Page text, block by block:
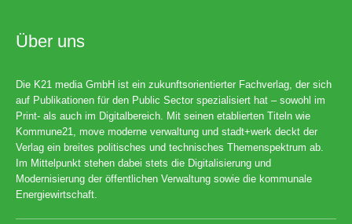
Über uns
Die K21 media GmbH ist ein zukunftsorientierter Fachverlag, der sich
auf Publikationen für den Public Sector spezialisiert hat – sowohl im
Print- als auch im Digitalbereich. Mit seinen etablierten Titeln wie
Kommune21, move moderne verwaltung und stadt+werk deckt der
Verlag ein breites politisches und technisches Themenspektrum ab.
Im Mittelpunkt stehen dabei stets die Digitalisierung und
Modernisierung der öffentlichen Verwaltung sowie die kommunale
Energiewirtschaft.